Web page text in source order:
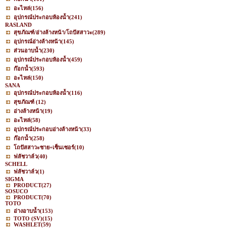
อะไหล่(156)
อุปกรณ์ประกอบห้องน้ำ(241)
RASLAND
สุขภัณฑ์/อ่างล้างหน้า/โถปัสสาวะ(289)
อุปกรณ์อ่างล้างหน้า(145)
ส่วนอาบน้ำ(230)
อุปกรณ์ประกอบห้องน้ำ(459)
ก๊อกน้ำ(593)
อะไหล่(150)
SANA
อุปกรณ์ประกอบห้องน้ำ(116)
สุขภัณฑ์ (12)
อ่างล้างหน้า(19)
อะไหล่(58)
อุปกรณ์ประกอบอ่างล้างหน้า(33)
ก๊อกน้ำ(258)
โถปัสสาวะชาย+เซ็นเซอร์(10)
ฟลัชวาล์ว(40)
SCHELL
ฟลัชวาล์ว(1)
SIGMA
PRODUCT(27)
SOSUCO
PRODUCT(70)
TOTO
อ่างอาบน้ำ(153)
TOTO (SV)(15)
WASHLET(59)